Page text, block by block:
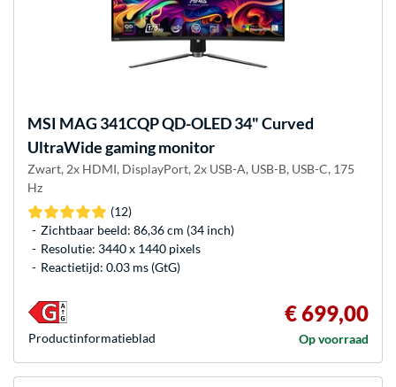
MSI MAG 341CQP QD-OLED 34" Curved
UltraWide gaming monitor
Zwart, 2x HDMI, DisplayPort, 2x USB-A, USB-B, USB-C, 175
Hz
(12)
Zichtbaar beeld: 86,36 cm (34 inch)
Resolutie: 3440 x 1440 pixels
Reactietijd: 0.03 ms (GtG)
€ 699,00
Op voorraad
Product­informatieblad